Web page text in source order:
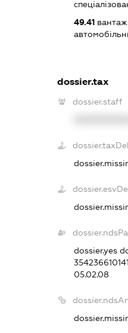
49.41
dossier.tax
dossier.staff
dossier.yes
05.02.08